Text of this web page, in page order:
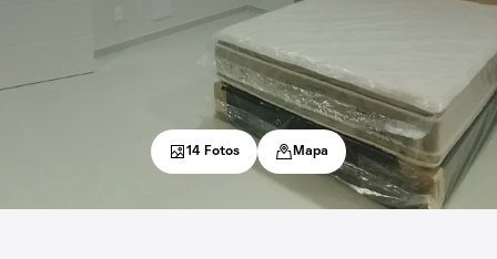
14 Fotos Mapa